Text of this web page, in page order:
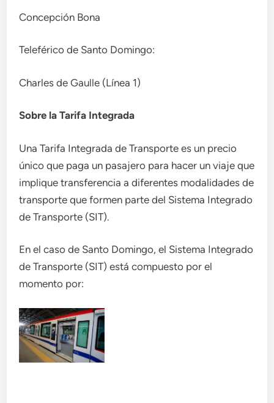
Concepción Bona
Teleférico de Santo Domingo:
Charles de Gaulle (Línea 1)
Sobre la Tarifa Integrada
Una Tarifa Integrada de Transporte es un precio
único que paga un pasajero para hacer un viaje que
implique transferencia a diferentes modalidades de
transporte que formen parte del Sistema Integrado
de Transporte (SIT).
En el caso de Santo Domingo, el Sistema Integrado
de Transporte (SIT) está compuesto por el
momento por: